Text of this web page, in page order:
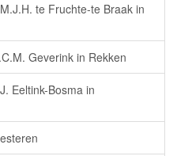
te Fruchte-te Braak in
Geverink in Rekken
Eeltink-Bosma in